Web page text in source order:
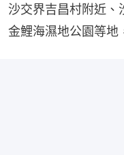
沙交界吉昌村附近、
金鯉海濕地公園等地